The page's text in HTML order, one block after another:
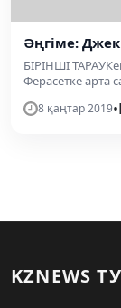
Әңгіме:
БІРІНШІ
Ферасетке арта
8 қаңтар 2019•
KZNEWS